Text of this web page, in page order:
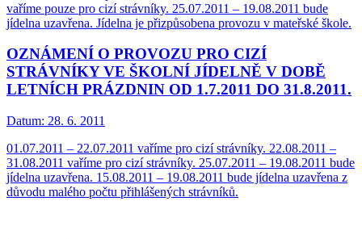
vaříme pouze pro cizí strávníky. 25.07.2011 – 19.08.2011 bude
jídelna uzavřena. Jídelna je přizpůsobena provozu v mateřské škole.
OZNÁMENÍ O PROVOZU PRO CIZÍ
STRÁVNÍKY VE ŠKOLNÍ JÍDELNĚ V DOBĚ
LETNÍCH PRÁZDNIN OD 1.7.2011 DO 31.8.2011.
Datum: 28. 6. 2011
01.07.2011 – 22.07.2011 vaříme pro cizí strávníky. 22.08.2011 –
31.08.2011 vaříme pro cizí strávníky. 25.07.2011 – 19.08.2011 bude
jídelna uzavřena. 15.08.2011 – 19.08.2011 bude jídelna uzavřena z
důvodu malého počtu přihlášených strávníků.